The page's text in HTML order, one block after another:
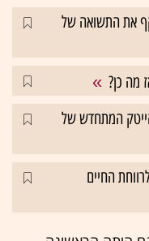
ד', והוא עקף את התשואה של
מה כן?
המתחדש של
החיים